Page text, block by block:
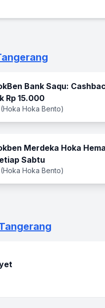
Bank Saqu:
Rp 15.000
Hoka Bento)
Merdeka Hoka
Sabtu
Hoka Bento)